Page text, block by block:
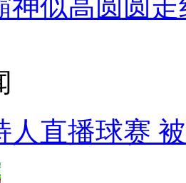
神似高圆圆走
人直播球赛